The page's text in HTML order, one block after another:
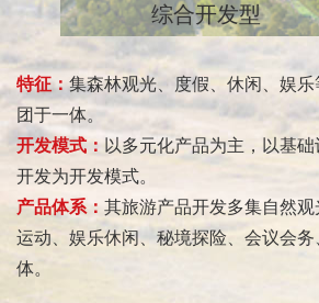
综合开发型
特征：集森林观光、度假、休闲、娱
团于一体。
开发模式： 以多元化产品为主，以基
开发为开发模式。
产品体系： 其旅游产品开发多集自然
运动、娱乐休闲、秘境探险、会议会
体。